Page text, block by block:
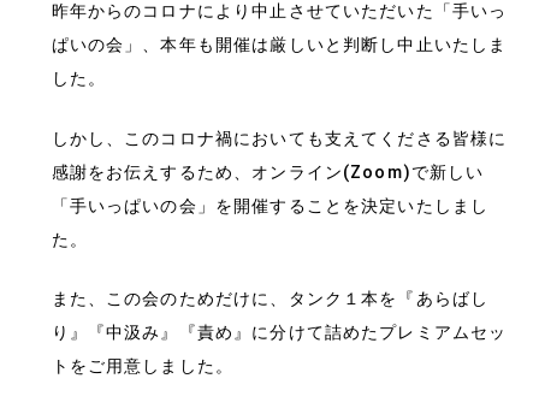
昨年からのコロナにより中止させていただいた「手いっ
ぱいの会」、本年も開催は厳しいと判断し中止いたしま
した。
しかし、このコロナ禍においても支えてくださる皆様に
感謝をお伝えするため、オンライン(Zoom)で新しい
「手いっぱいの会」を開催することを決定いたしまし
た。
また、この会のためだけに、タンク１本を『あらばし
り』『中汲み』『責め』に分けて詰めたプレミアムセッ
トをご用意しました。